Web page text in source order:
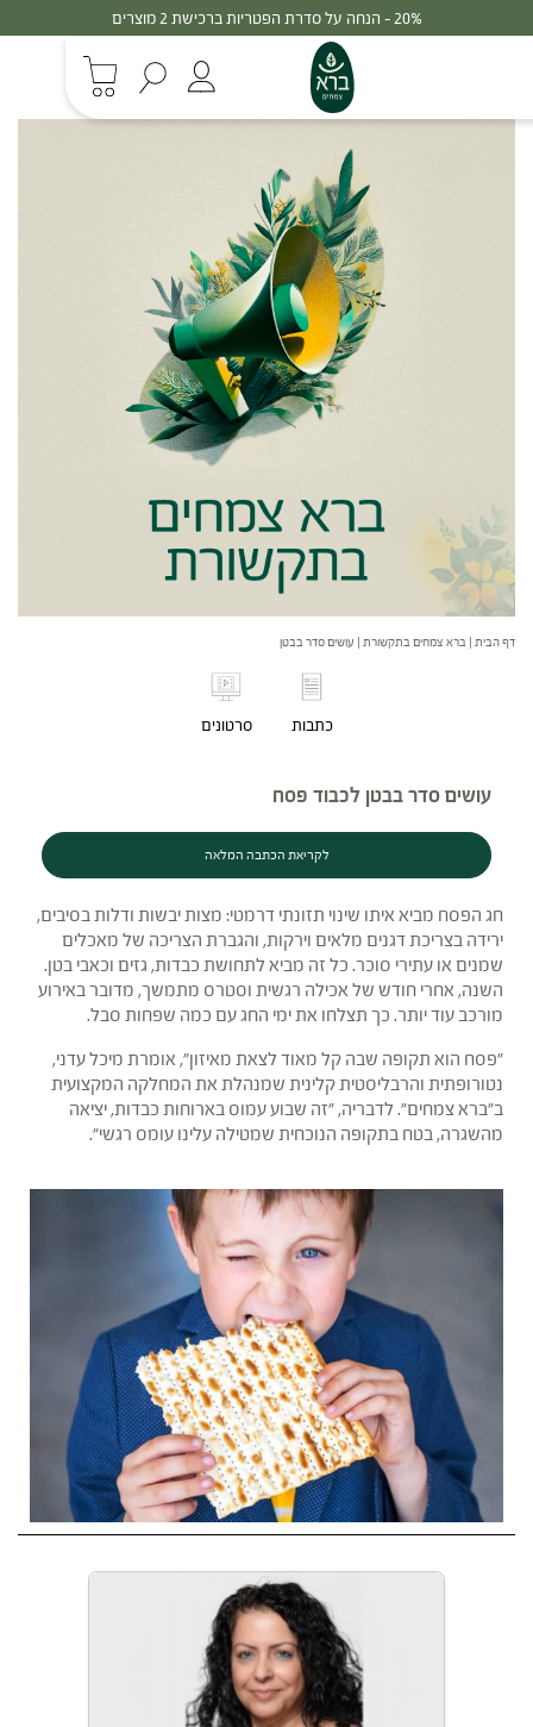
20% - הנחה על סדרת הפטריות ברכישת 2 מוצרים
דף הבית | ברא צמחים בתקשורת | עושים סדר בבטן
כתבות סרטונים
עושים סדר בבטן לכבוד פסח
לקריאת הכתבה המלאה
חג הפסח מביא איתו שינוי תזונתי דרמטי: מצות יבשות ודלות בסיבים,
ירידה בצריכת דגנים מלאים וירקות, והגברת הצריכה של מאכלים
שמנים או עתירי סוכר. כל זה מביא לתחושת כבדות, גזים וכאבי בטן.
השנה, אחרי חודש של אכילה רגשית וסטרס מתמשך, מדובר באירוע
מורכב עוד יותר. כך תצלחו את ימי החג עם כמה שפחות סבל.
"פסח הוא תקופה שבה קל מאוד לצאת מאיזון", אומרת מיכל עדני,
נטורופתית והרבליסטית קלינית שמנהלת את המחלקה המקצועית
ב"ברא צמחים". לדבריה, "זה שבוע עמוס בארוחות כבדות, יציאה
מהשגרה, בטח בתקופה הנוכחית שמטילה עלינו עומס רגשי".